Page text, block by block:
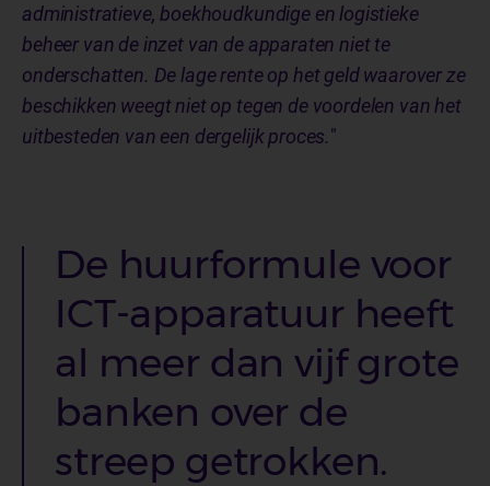
administratieve, boekhoudkundige en logistieke
beheer van de inzet van de apparaten niet te
onderschatten. De lage rente op het geld waarover ze
beschikken weegt niet op tegen de voordelen van het
uitbesteden van een dergelijk proces."
De huurformule voor
ICT-apparatuur heeft
al meer dan vijf grote
banken over de
streep getrokken.